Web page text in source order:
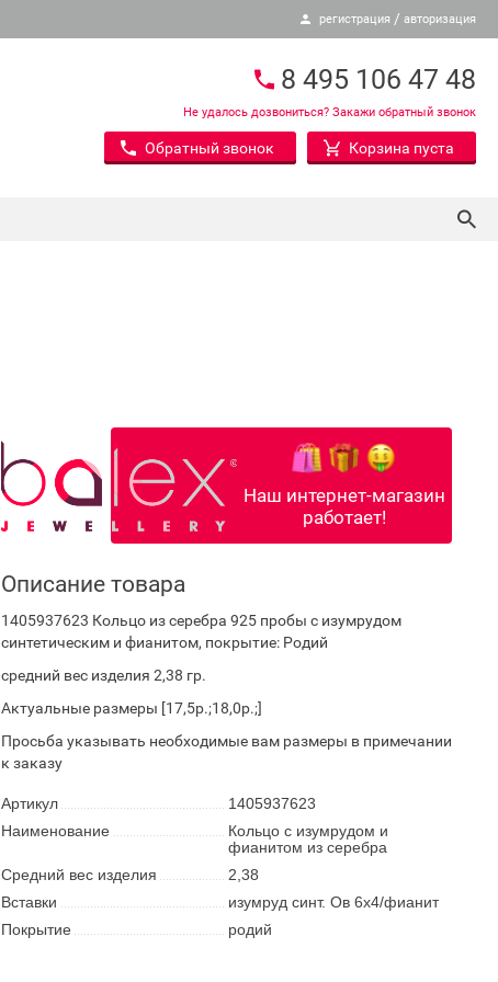
регистрация / авторизация
8 495 106 47 48
Не удалось дозвониться? Закажи обратный звонок
Обратный звонок Корзина пуста
Наш интернет-магазин
работает!
Описание товара
1405937623 Кольцо из серебра 925 пробы с изумрудом
синтетическим и фианитом, покрытие: Родий
средний вес изделия 2,38 гр.
Актуальные размеры [17,5р.;18,0р.;]
Просьба указывать необходимые вам размеры в примечании
к заказу
Артикул
1405937623
Наименование
Кольцо с изумрудом и
фианитом из серебра
Средний вес изделия
2,38
Вставки
изумруд синт. Ов 6х4/фианит
Покрытие
родий